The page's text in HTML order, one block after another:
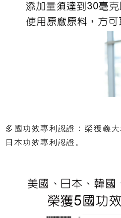
多國功效專利認證 ﹕榮獲義
日本功效專利認證。